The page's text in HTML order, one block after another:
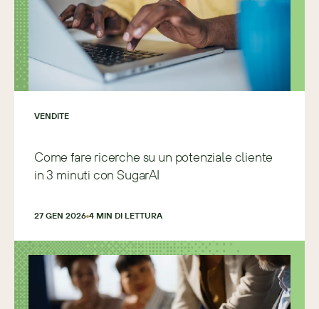
VENDITE
Come fare ricerche su un potenziale cliente
in 3 minuti con SugarAI
27 GEN 2026 4 MIN DI LETTURA